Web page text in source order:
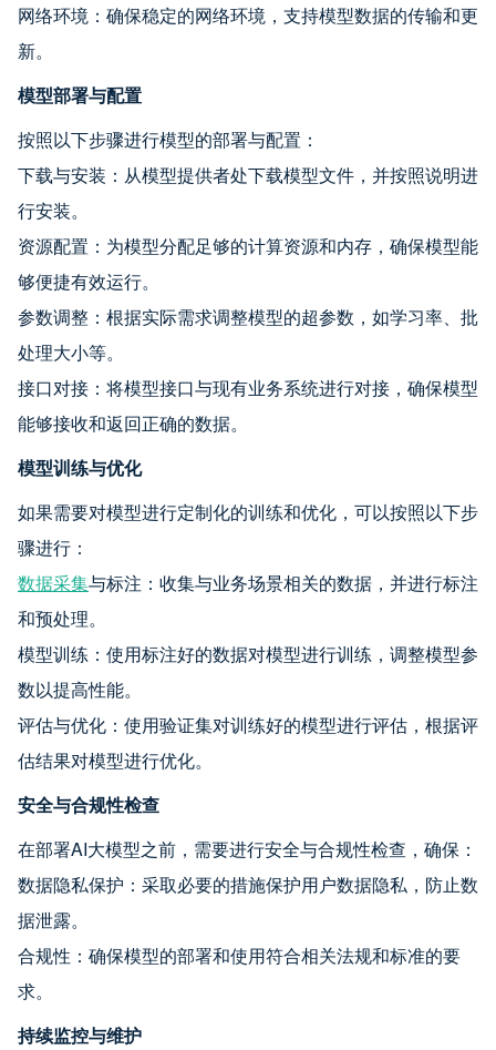
网络环境：确保稳定的网络环境，支持模型数据的传输和更
新。
模型部署与配置
按照以下步骤进行模型的部署与配置：
下载与安装：从模型提供者处下载模型文件，并按照说明进
行安装。
资源配置：为模型分配足够的计算资源和内存，确保模型能
够便捷有效运行。
参数调整：根据实际需求调整模型的超参数，如学习率、批
处理大小等。
接口对接：将模型接口与现有业务系统进行对接，确保模型
能够接收和返回正确的数据。
模型训练与优化
如果需要对模型进行定制化的训练和优化，可以按照以下步
骤进行：
数据采集与标注：收集与业务场景相关的数据，并进行标注
和预处理。
模型训练：使用标注好的数据对模型进行训练，调整模型参
数以提高性能。
评估与优化：使用验证集对训练好的模型进行评估，根据评
估结果对模型进行优化。
安全与合规性检查
在部署AI大模型之前，需要进行安全与合规性检查，确保：
数据隐私保护：采取必要的措施保护用户数据隐私，防止数
据泄露。
合规性：确保模型的部署和使用符合相关法规和标准的要
求。
持续监控与维护